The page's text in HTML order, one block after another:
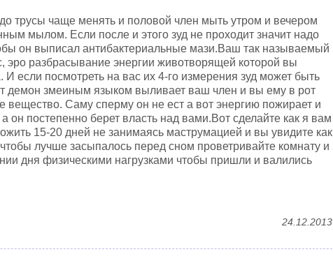
трусы чаще менять и половой член мыть утром и вечером
мылом. Если после и этого зуд не проходит значит надо
он выписал антибактериальные мази.Ваш так называемый
эро разбрасывание энергии животворящей которой вы
И если посмотреть на вас их 4-го измерения зуд может быть
демон змеиным языком выливает ваш член и вы ему в рот
вещество. Саму сперму он не ест а вот энергию пожирает и
он постепенно берет власть над вами.Вот сделайте как я вам
15-20 дней не занимаясь маструмацией и вы увидите как
чтобы лучше засыпалось перед сном проветривайте комнату и
дня физическими нагрузками чтобы пришли и валились
24.12.2013